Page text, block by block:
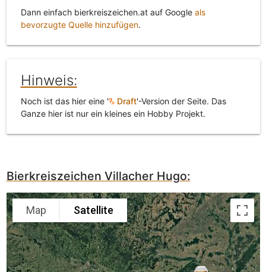
Dann einfach bierkreiszeichen.at auf Google als
bevorzugte Quelle hinzufügen.
Hinweis:
Noch ist das hier eine ' Draft'-Version der Seite. Das
Ganze hier ist nur ein kleines ein Hobby Projekt.
Bierkreiszeichen Villacher Hugo:
Map Satellite